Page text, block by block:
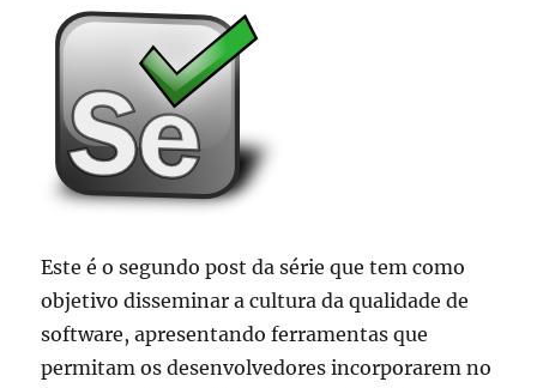
Este é o segundo post da série que tem como
objetivo disseminar a cultura da qualidade de
software, apresentando ferramentas que
permitam os desenvolvedores incorporarem no